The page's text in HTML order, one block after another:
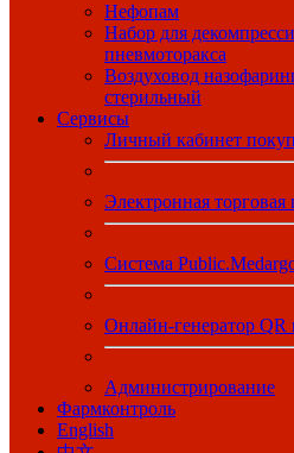
Нефопам
Набор для
пневмоторакса
Воздуховод
стерильный
Сервисы
Личный кабинет
Электронная торговая
Система
Онлайн-генератор QR
Администрирование
Фармконтроль
English